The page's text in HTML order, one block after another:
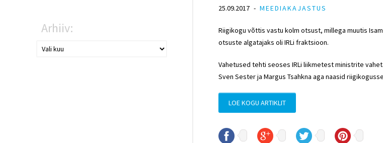
Arhiiv:
25.09.2017 MEEDIAKAJASTUS
Riigikogu võttis vastu kolm otsust, millega muutis
otsuste algatajaks oli IRLi fraktsioon.
Vahetused tehti seoses IRLi liikmetest ministrite
Sven Sester ja Margus Tsahkna aga naasid
LOE KOGU ARTIKLIT